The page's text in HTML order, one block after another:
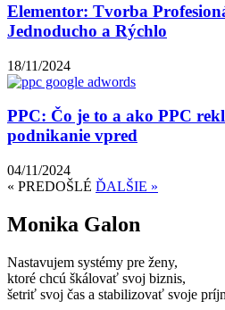
Elementor: Tvorba
Jednoducho a Rýchlo
18/11/2024
PPC: Čo je to a ako PPC
podnikanie vpred
04/11/2024
« PREDOŠLÉ ĎALŠIE »
Monika Galon
Nastavujem systémy pre ženy,
ktoré chcú škálovať svoj biznis,
šetriť svoj čas a stabilizovať svoje